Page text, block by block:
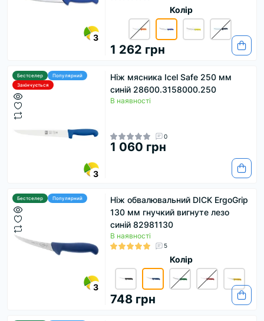
3
Колір
1 262 грн
Бестселер
Популярний
Закінчується
3
Ніж мясника Icel Safe 250 мм
синій 28600.3158000.250
В наявності
0
1 060 грн
Бестселер Популярний
3
Ніж обвалювальний DICK ErgoGrip
130 мм гнучкий вигнуте лезо
синій 82981130
В наявності
5
Колір
748 грн